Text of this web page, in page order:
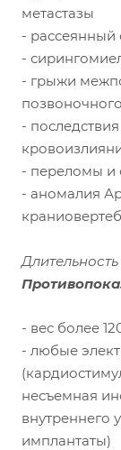
метастазы
- рассеянный
-
- грыжи
-
- переломы и
- аномалия
- вес более
- любые
несъемная
внутреннего
имплантаты)